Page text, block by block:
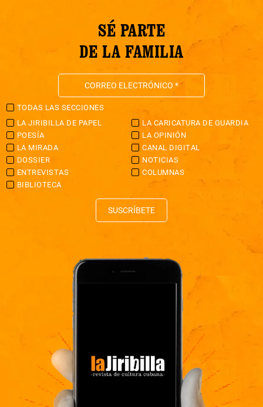
SÉ PARTE
DE LA FAMILIA
TODAS LAS SECCIONES
LA JIRIBILLA DE PAPEL
LA CARICATURA DE GUARDIA
POESÍA
LA OPINIÓN
LA MIRADA
CANAL DIGITAL
DOSSIER
NOTICIAS
ENTREVISTAS
COLUMNAS
BIBLIOTECA
SUSCRÍBETE